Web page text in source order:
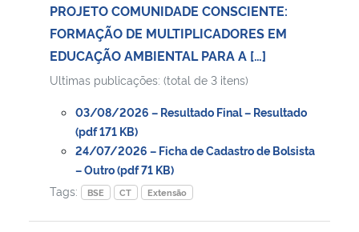
PROJETO COMUNIDADE CONSCIENTE:
FORMAÇÃO DE MULTIPLICADORES EM
EDUCAÇÃO AMBIENTAL PARA A […]
Ultimas publicações: (total de 3 itens)
03/08/2026 – Resultado Final – Resultado
(pdf 171 KB)
24/07/2026 – Ficha de Cadastro de Bolsista
– Outro (pdf 71 KB)
Tags:
BSE CT Extensão